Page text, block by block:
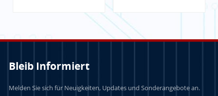
Bleib Informiert
Melden Sie sich für Neuigkeiten, Updates und Sonderangebote an.